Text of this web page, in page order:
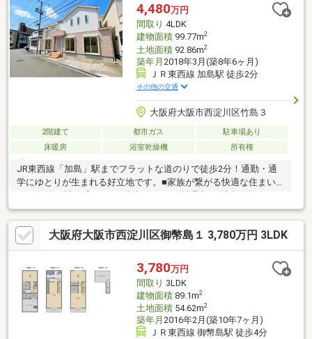
4,480万円
間取り 4LDK
建物面積99.77m2
土地面積92.86m2
築年月 2018年3月(築8年6ヶ月)
ＪＲ東西線 加島駅 徒歩2分
その他の交通
大阪府大阪市西淀川区竹島３
2階建て 都市ガス
駐車場あり
床暖房
浴室乾燥機 所有権
JR東西線「加島」駅までフラットな道のりで徒歩2分！通勤・通
学にゆとりが生まれる好立地です。■家族が繋がる快適な住まい
ンターキッチン（IH採用）。全居室フローリングでお掃除もラク
ラク。■充実の収納と設備衣類が片付くウォークインクローゼッ
ト完備。雨の日も安心な浴室乾燥機など設備も充実。トイレ2箇所
で朝の混雑もスムーズに。北東向きで日差しが心地よく、閑静な
住宅街のため子育て環境も良好。利便性と居住性を兼ね備えた住
まいで、新しい生活を始めませんか？
大阪府大阪市西淀川区御幣島１ 3,780万円 3LDK
3,780万円
間取り 3LDK
建物面積89.1m2
土地面積54.62m2
築年月 2016年2月(築10年7ヶ月)
ＪＲ東西線 御幣島駅 徒歩4分